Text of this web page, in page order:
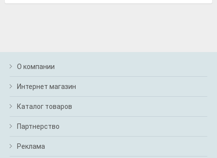
О компании
Интернет магазин
Каталог товаров
Партнерство
Реклама